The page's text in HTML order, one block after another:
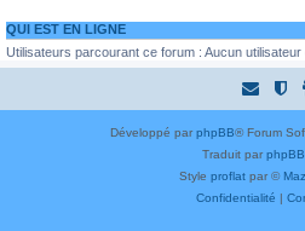
QUI EST EN LIGNE
Utilisateurs parcourant ce forum : Aucun
Développé parphpBB® Forum
Traduit par
Style proflat par ©
Confidentialité |